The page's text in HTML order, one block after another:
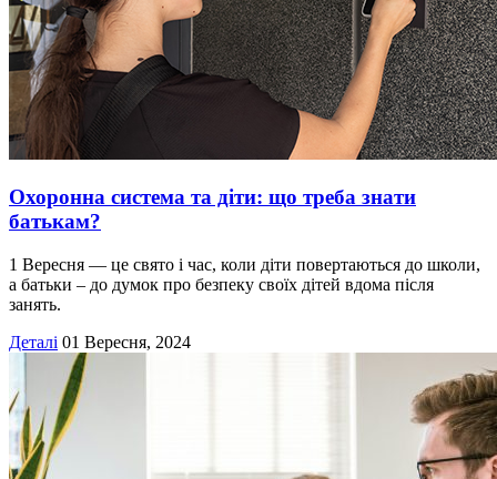
Охоронна система та діти: що треба знати
батькам?
1 Вересня — це свято і час, коли діти повертаються до школи,
а батьки – до думок про безпеку своїх дітей вдома після
занять.
Деталі 01 Вересня, 2024